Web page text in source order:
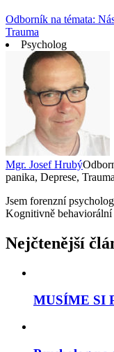
Odborník na témata:
Trauma
Psycholog
Mgr. Josef Hrubý
panika, Deprese, Trauma
Jsem forenzní
Kognitivně behaviorální
Nejčtenější
MUSÍME SI